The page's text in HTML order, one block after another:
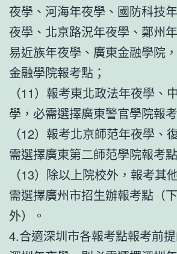
夜學、河海年夜學、國防科技
夜學、北京路況年夜學、鄭州
易近族年夜學、廣東金融學院
金融學院報考點；
（11）報考東北政法年夜學、
學，必需選擇廣東警官學院報考
（12）報考北京師范年夜學、
需選擇廣東第二師范學院報考點
（13）除以上院校外，報考其
需選擇廣州市招生辦報考點（
外）。
4.合適深圳市各報考點報考前